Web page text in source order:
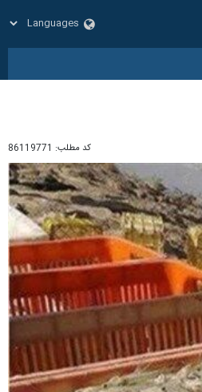
کد مطلب: 86119771